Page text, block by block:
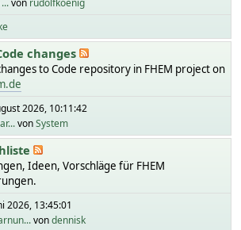
von rudolfkoenig
changes
to Code repository in FHEM project on
2026, 10:11:42
vonSystem
Ideen, Vorschläge für FHEM
2026, 13:45:01
vondennisk